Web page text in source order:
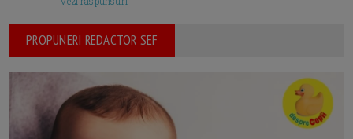
PROPUNERI REDACTOR SEF